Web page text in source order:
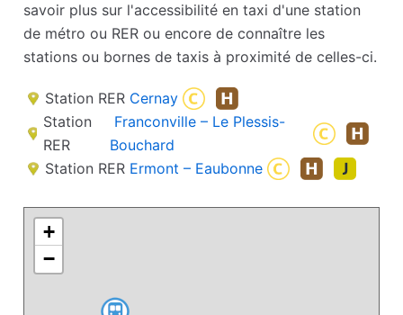
savoir plus sur l'accessibilité en taxi d'une station
de métro ou RER ou encore de connaître les
stations ou bornes de taxis à proximité de celles-ci.
Station RER Cernay
Station
RER
Franconville – Le Plessis-
Bouchard
Station RER Ermont – Eaubonne
+
−